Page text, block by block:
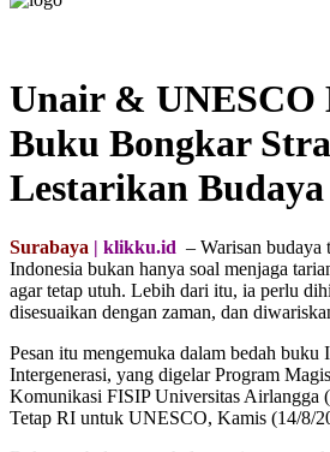
Unair & UNESCO
Buku Bongkar
Lestarikan
Surabaya | klikku.id – Warisan
Indonesia bukan hanya soal menjaga
agar tetap utuh. Lebih dari itu, ia perlu
disesuaikan dengan zaman, dan
Pesan itu mengemuka dalam bedah buku
Intergenerasi, yang digelar Program
Komunikasi FISIP Universitas Airlangga
Tetap RI untuk UNESCO, Kamis (14/8/